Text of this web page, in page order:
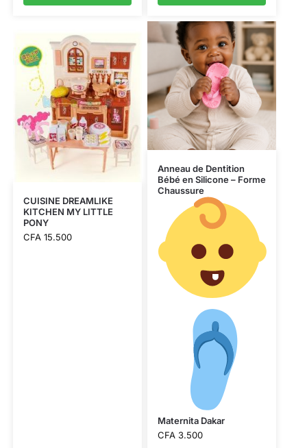
CUISINE DREAMLIKE
KITCHEN MY LITTLE
PONY
CFA15.500
Anneau de Dentition
Bébé en Silicone – Forme
Chaussure
Maternita Dakar
CFA3.500